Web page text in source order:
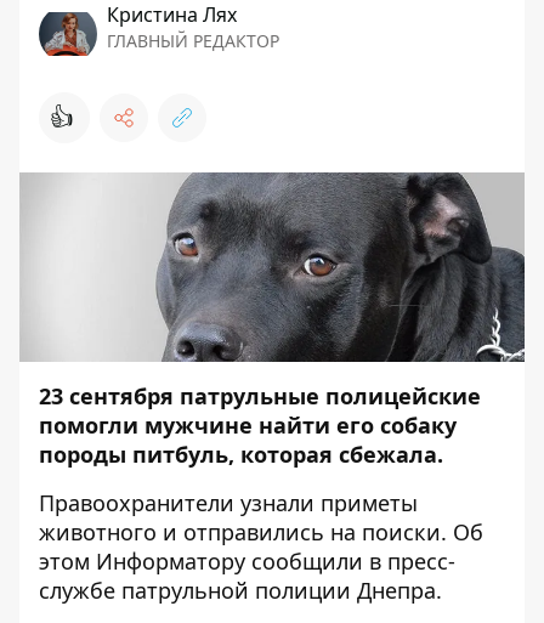
Кристина Лях
ГЛАВНЫЙ РЕДАКТОР
👍
23 сентября патрульные полицейские
помогли мужчине найти его собаку
породы питбуль, которая сбежала.
Правоохранители узнали приметы
животного и отправились на поиски. Об
этом Информатору сообщили в пресс-
службе патрульной полиции Днепра.